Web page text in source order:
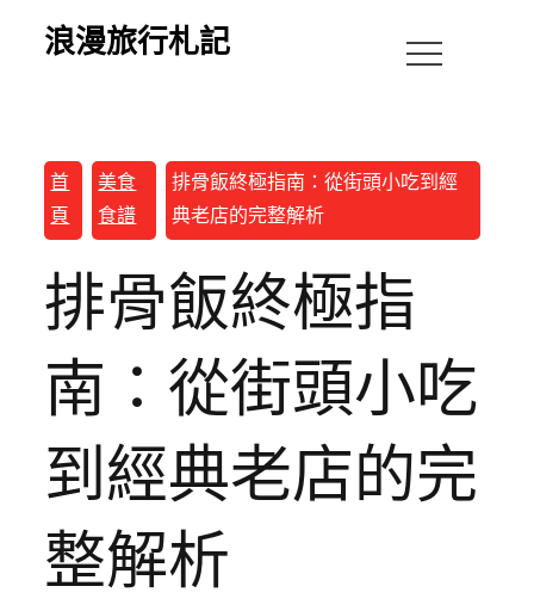
浪漫旅行札記
首
頁
美食
食譜
排骨飯終極指南：從街頭小吃到經
典老店的完整解析
排骨飯終極指
南：從街頭小吃
到經典老店的完
整解析